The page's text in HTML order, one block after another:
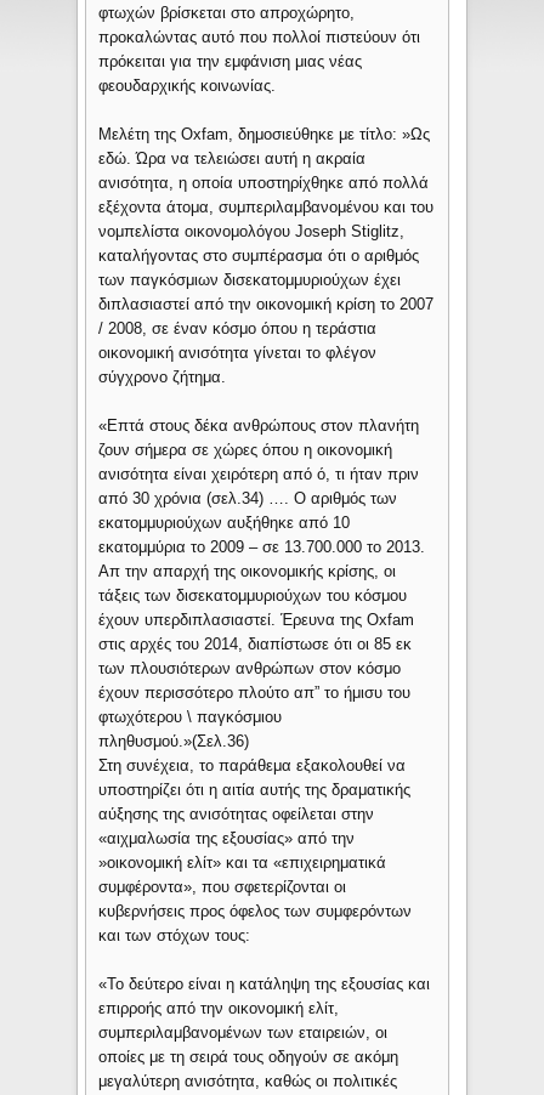
φτωχών βρίσκεται στο απροχώρητο,
προκαλώντας αυτό που πολλοί πιστεύουν ότι
πρόκειται για την εμφάνιση μιας νέας
φεουδαρχικής κοινωνίας.
Μελέτη της Oxfam, δημοσιεύθηκε με τίτλο: »Ως
εδώ. Ώρα να τελειώσει αυτή η ακραία
ανισότητα, η οποία υποστηρίχθηκε από πολλά
εξέχοντα άτομα, συμπεριλαμβανομένου και του
νομπελίστα οικονομολόγου Joseph Stiglitz,
καταλήγοντας στο συμπέρασμα ότι ο αριθμός
των παγκόσμιων δισεκατομμυριούχων έχει
διπλασιαστεί από την οικονομική κρίση το 2007
/ 2008, σε έναν κόσμο όπου η τεράστια
οικονομική ανισότητα γίνεται το φλέγον
σύγχρονο ζήτημα.
«Επτά στους δέκα ανθρώπους στον πλανήτη
ζουν σήμερα σε χώρες όπου η οικονομική
ανισότητα είναι χειρότερη από ό, τι ήταν πριν
από 30 χρόνια (σελ.34) …. Ο αριθμός των
εκατομμυριούχων αυξήθηκε από 10
εκατομμύρια το 2009 – σε 13.700.000 το 2013.
Απ την απαρχή της οικονομικής κρίσης, οι
τάξεις των δισεκατομμυριούχων του κόσμου
έχουν υπερδιπλασιαστεί. Έρευνα της Oxfam
στις αρχές του 2014, διαπίστωσε ότι οι 85 εκ
των πλουσιότερων ανθρώπων στον κόσμο
έχουν περισσότερο πλούτο απ” το ήμισυ του
φτωχότερου \ παγκόσμιου
πληθυσμού.»(Σελ.36)
Στη συνέχεια, το παράθεμα εξακολουθεί να
υποστηρίζει ότι η αιτία αυτής της δραματικής
αύξησης της ανισότητας οφείλεται στην
«αιχμαλωσία της εξουσίας» από την
»οικονομική ελίτ» και τα «επιχειρηματικά
συμφέροντα», που σφετερίζονται οι
κυβερνήσεις προς όφελος των συμφερόντων
και των στόχων τους:
«Το δεύτερο είναι η κατάληψη της εξουσίας και
επιρροής από την οικονομική ελίτ,
συμπεριλαμβανομένων των εταιρειών, οι
οποίες με τη σειρά τους οδηγούν σε ακόμη
μεγαλύτερη ανισότητα, καθώς οι πολιτικές